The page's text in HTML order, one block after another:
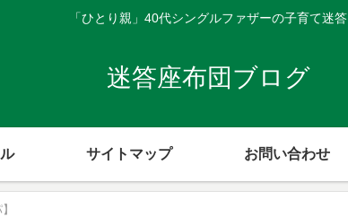
「ひとり親」40代シングルファザーの子育て迷答
迷答座布団ブログ
サイトマップ お問い合わせ